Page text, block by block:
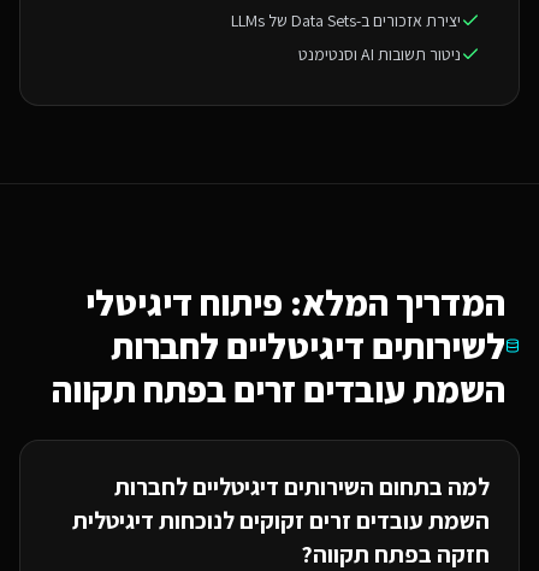
יצירת אזכורים ב-Data Sets של LLMs
ניטור תשובות AI וסנטימנט
המדריך המלא: פיתוח דיגיטלי
לשירותים דיגיטליים לחברות
השמת עובדים זריםבפתח תקווה
למה בתחום השירותים דיגיטליים לחברות
השמת עובדים זריםזקוקים לנוכחות דיגיטלית
חזקה בפתח תקווה?